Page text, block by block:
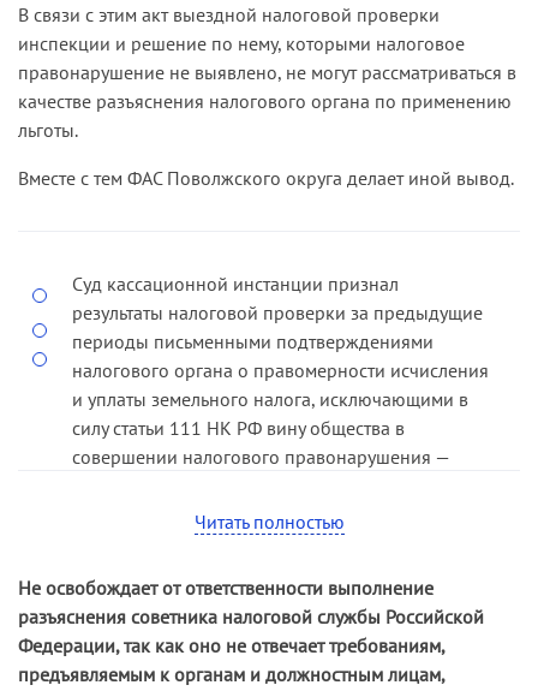
полагало, что к налоговой ответственности
привлечено неправомерно. Общество ссылалось
на то, что непредставление расчетов по
земельному налогу и его неуплата были
обусловлены арендными отношениями между
обществом и Петрозаводским отделением
общество, ни в одном из решений налогового
органа, вынесенных по результатам проверок,
не было указано на обязанность по уплате
земельного налога и представлению
соответствующих расчетов. Принятые по
результатам проверок решения рассматривались
обществом в качестве письменных разъяснений
законодательства о налогах и сборах.
соответствии со статьей 111 НК РФ является
обстоятельством, исключающим его вину в
совершении налогового правонарушения.
ФАС СЗО пришел к выводу, что суды
В связи с этим акт выездной налоговой проверки
инспекции и решение по нему, которыми налоговое
правонарушение не выявлено, не могут рассматриваться в
качестве разъяснения налогового органа по применению
льготы.
Вместе с тем ФАС Поволжского округа делает иной вывод.
Суд кассационной инстанции признал
результаты налоговой проверки за предыдущие
периоды письменными подтверждениями
налогового органа о правомерности исчисления
и уплаты земельного налога, исключающими в
силу статьи 111 НК РФ вину общества в
совершении налогового правонарушения —
ФАС Поволжского округа от 23.01.07 по делу №
А55-3823/2006-10).
Читать полностью
Не освобождает от ответственности выполнение
разъяснения советника налоговой службы Российской
Федерации, так как оно не отвечает требованиям,
предъявляемым к органам и должностным лицам,